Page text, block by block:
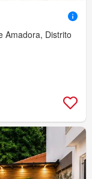
Amadora, Distrito